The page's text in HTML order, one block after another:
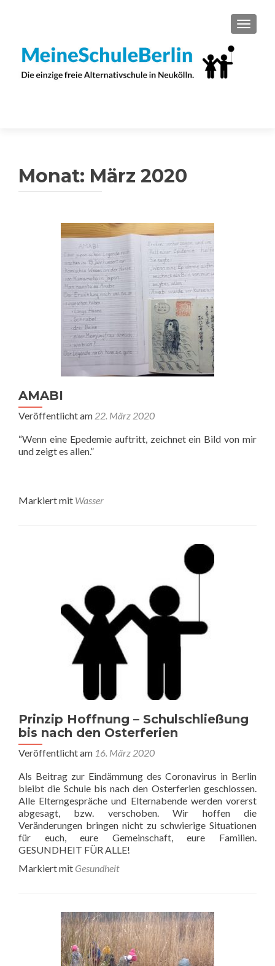
Monat: März 2020
AMABI
Veröffentlicht am 22. März 2020
“Wenn eine Epedemie auftritt, zeichnet ein Bild von mir
und zeigt es allen.”
Markiert mit Wasser
Prinzip Hoffnung – Schulschließung
bis nach den Osterferien
Veröffentlicht am 16. März 2020
Als Beitrag zur Eindämmung des Coronavirus in Berlin
bleibt die Schule bis nach den Osterferien geschlossen.
Alle Elterngespräche und Elternabende werden vorerst
abgesagt, bzw. verschoben. Wir hoffen die
Veränderungen bringen nicht zu schwierige Situationen
für euch, eure Gemeinschaft, eure Familien.
GESUNDHEIT FÜR ALLE!
Markiert mit Gesundheit